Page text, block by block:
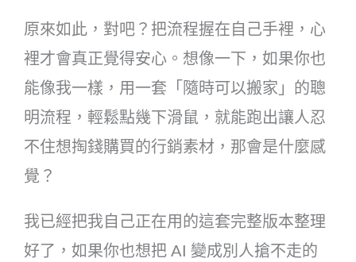
原來如此，對吧？把流程握在自己手裡，心
裡才會真正覺得安心。想像一下，如果你也
能像我一樣，用一套「隨時可以搬家」的聰
明流程，輕鬆點幾下滑鼠，就能跑出讓人忍
不住想掏錢購買的行銷素材，那會是什麼感
覺？
我已經把我自己正在用的這套完整版本整理
好了，如果你也想把 AI 變成別人搶不走的